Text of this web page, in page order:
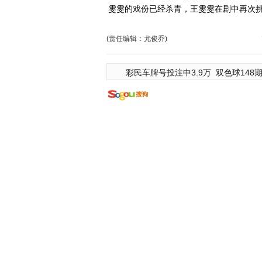
雯雯的戏份已经杀青，王雯雯在剧中再次
(责任编辑：尤俊乔)
彩民车牌号投注中3.9万 双色球148